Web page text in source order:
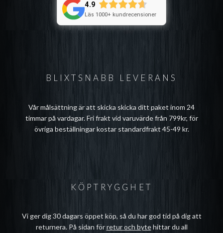
BLIXTSNABB LEVERANS
Vår målsättning är att skicka skicka ditt paket inom 24
timmar på vardagar. Fri frakt vid varuvärde från 799kr, för
övriga beställningar kostar standardfrakt 45-49 kr.
4.9
Läs 1000+ kundrecensioner
KÖPTRYGGHET
Vi ger dig 30 dagars öppet köp, så du har god tid på dig att
returnera. På sidan förretur och bytehittar du all